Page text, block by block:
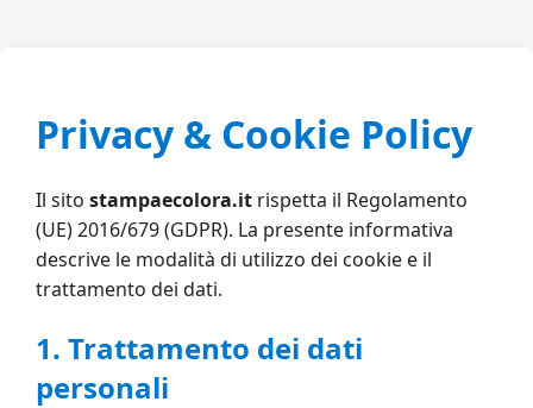
Privacy & Cookie Policy
Il sito stampaecolora.it rispetta il Regolamento
(UE) 2016/679 (GDPR). La presente informativa
descrive le modalità di utilizzo dei cookie e il
trattamento dei dati.
1. Trattamento dei dati
personali